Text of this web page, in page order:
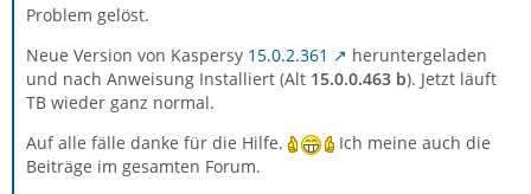
Problem gelöst.
Neue Version von Kaspersy 15.0.2.361
heruntergeladen
und nach Anweisung Installiert (Alt 15.0.0.463 b). Jetzt läuft
TB wieder ganz normal.
Auf alle fälle danke für die Hilfe.
Ich meine auch die
Beiträge im gesamten Forum.